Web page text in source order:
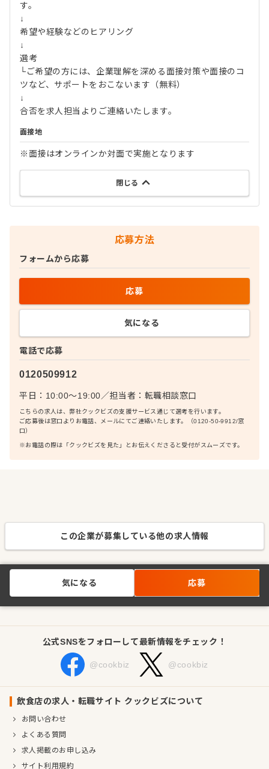
す。
↓
希望や経験などのヒアリング
↓
選考
└ご希望の方には、企業理解を深める面接対策や面接のコ
ツなど、サポートをおこないます（無料）
↓
合否を求人担当よりご連絡いたします。
面接地
※面接はオンラインか対面で実施となります
閉じる
応募方法
電話で応募
0120509912
平日：10:00〜19:00／担当者： 転職相談窓口
こちらの求人は、弊社クックビズの支援サービス通じて選考を行います。
ご応募後は窓口よりお電話、メールにてご連絡いたします。（0120-50-9912/窓
口）
※お電話の際は「クックビズを見た」とお伝えくださると受付がスムーズです。
フォームから応募
応募
気になる
この企業が募集している他の求人情報
気になる 応募
公式SNSをフォローして最新情報をチェック！
@cookbiz @cookbiz
飲食店の求人・転職サイト クックビズについて
お問い合わせ
よくある質問
求人掲載のお申し込み
サイト利用規約